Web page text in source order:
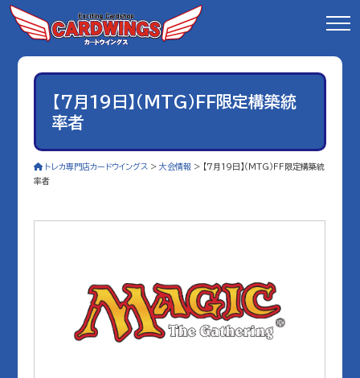
【7月19日】（MTG）FF限定構築統
率者
トレカ専門店カードウイングス >大会情報 > 【7月19日】（MTG）FF限定構築統
率者